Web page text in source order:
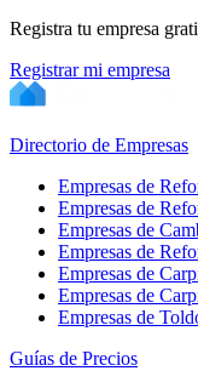
Registra tu empresa
Registrar mi empresa
Directorio de Empresas
Empresas de
Empresas de
Empresas de
Empresas de
Empresas de
Empresas de
Empresas de
Guías de Precios